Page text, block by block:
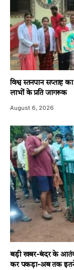
विश्व स्तनपान
लाभों के प्रति जागरूक
August 6, 2026
बड़ी खबर-बंदर के आतंक
कर पकड़ा-अब तक इतने